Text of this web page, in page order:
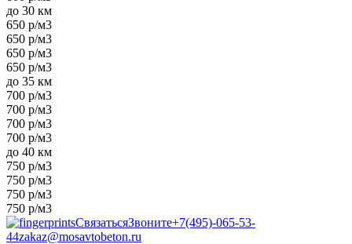
до 30 км
650 р/м3
650 р/м3
650 р/м3
650 р/м3
до 35 км
700 р/м3
700 р/м3
700 р/м3
700 р/м3
до 40 км
750 р/м3
750 р/м3
750 р/м3
750 р/м3
СвязатьсяЗвоните+7(495)-065-53-
44zakaz@mosavtobeton.ru